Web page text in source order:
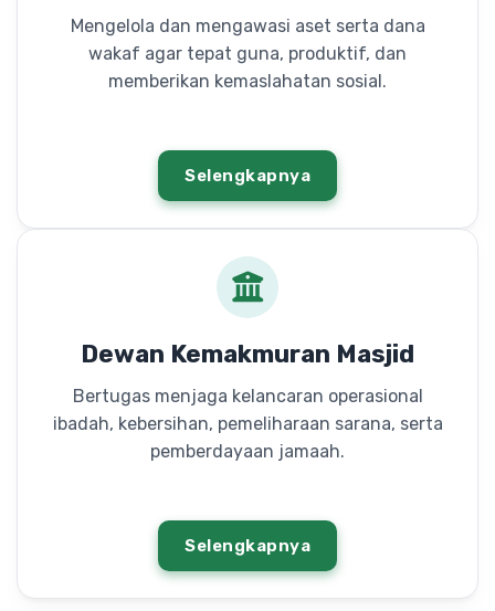
Mengelola dan mengawasi aset serta dana
wakaf agar tepat guna, produktif, dan
memberikan kemaslahatan sosial.
Selengkapnya
Dewan Kemakmuran Masjid
Bertugas menjaga kelancaran operasional
ibadah, kebersihan, pemeliharaan sarana, serta
pemberdayaan jamaah.
Selengkapnya